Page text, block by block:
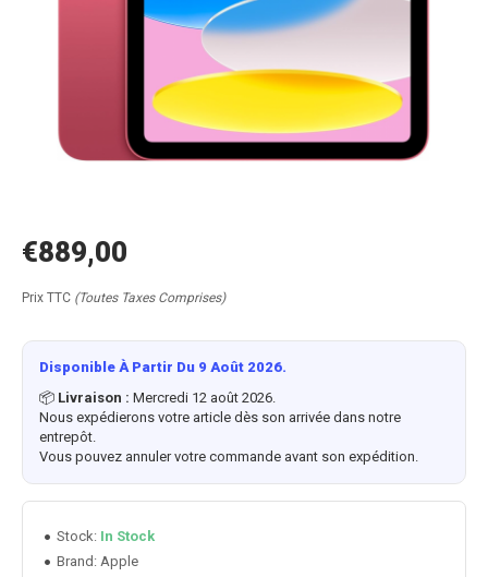
Disponible À Partir Du 9 Août 2026.
📦 Livraison : Mercredi 12 août 2026.
Nous expédierons votre article dès son arrivée dans notre
entrepôt.
Vous pouvez annuler votre commande avant son expédition.
Stock: In Stock
Brand: Apple
€889,00
Prix TTC (Toutes Taxes Comprises)